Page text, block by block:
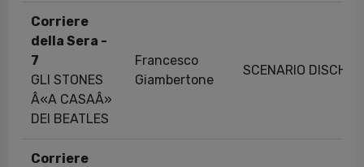
Corriere
della Sera -
7
GLI STONES
Â«A CASAÂ»
DEI BEATLES
Francesco
Giambertone
SCENARIO DISCHI
Corriere